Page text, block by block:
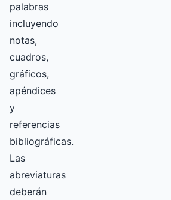
palabras
incluyendo
notas,
cuadros,
gráficos,
apéndices
y
referencias
bibliográficas.
Las
abreviaturas
deberán